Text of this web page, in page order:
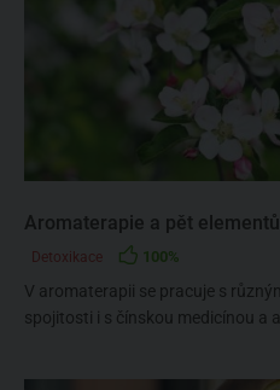
Aromaterapie a pět
Detoxikace 100%
V aromaterapii se pracuje s
spojitosti i s čínskou medicínou a